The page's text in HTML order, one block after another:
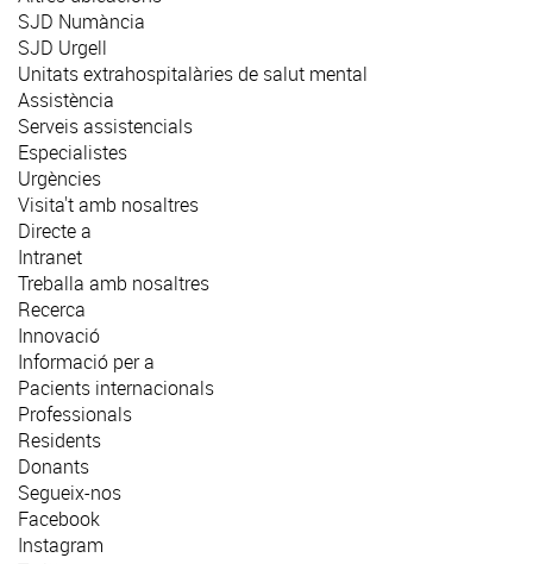
SJD Numància
SJD Urgell
Unitats extrahospitalàries de salut mental
Assistència
Serveis assistencials
Especialistes
Urgències
Visita't amb nosaltres
Directe a
Intranet
Treballa amb nosaltres
Recerca
Innovació
Informació per a
Pacients internacionals
Professionals
Residents
Donants
Segueix-nos
Facebook
Instagram